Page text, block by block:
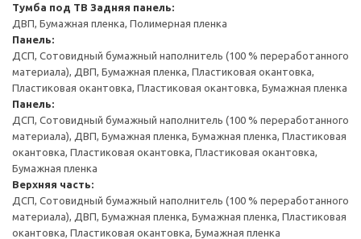
Тумба под ТВ Задняя панель:
ДВП, Бумажная пленка, Полимерная пленка
Панель:
ДСП, Сотовидный бумажный наполнитель (100 % переработанного
материала), ДВП, Бумажная пленка, Пластиковая окантовка,
Пластиковая окантовка, Пластиковая окантовка, Бумажная пленка
Панель:
ДСП, Сотовидный бумажный наполнитель (100 % переработанного
материала), ДВП, Бумажная пленка, Бумажная пленка, Пластиковая
окантовка, Пластиковая окантовка, Пластиковая окантовка,
Бумажная пленка
Верхняя часть:
ДСП, Сотовидный бумажный наполнитель (100 % переработанного
материала), ДВП, Бумажная пленка, Бумажная пленка, Пластиковая
окантовка, Пластиковая окантовка, Бумажная пленка